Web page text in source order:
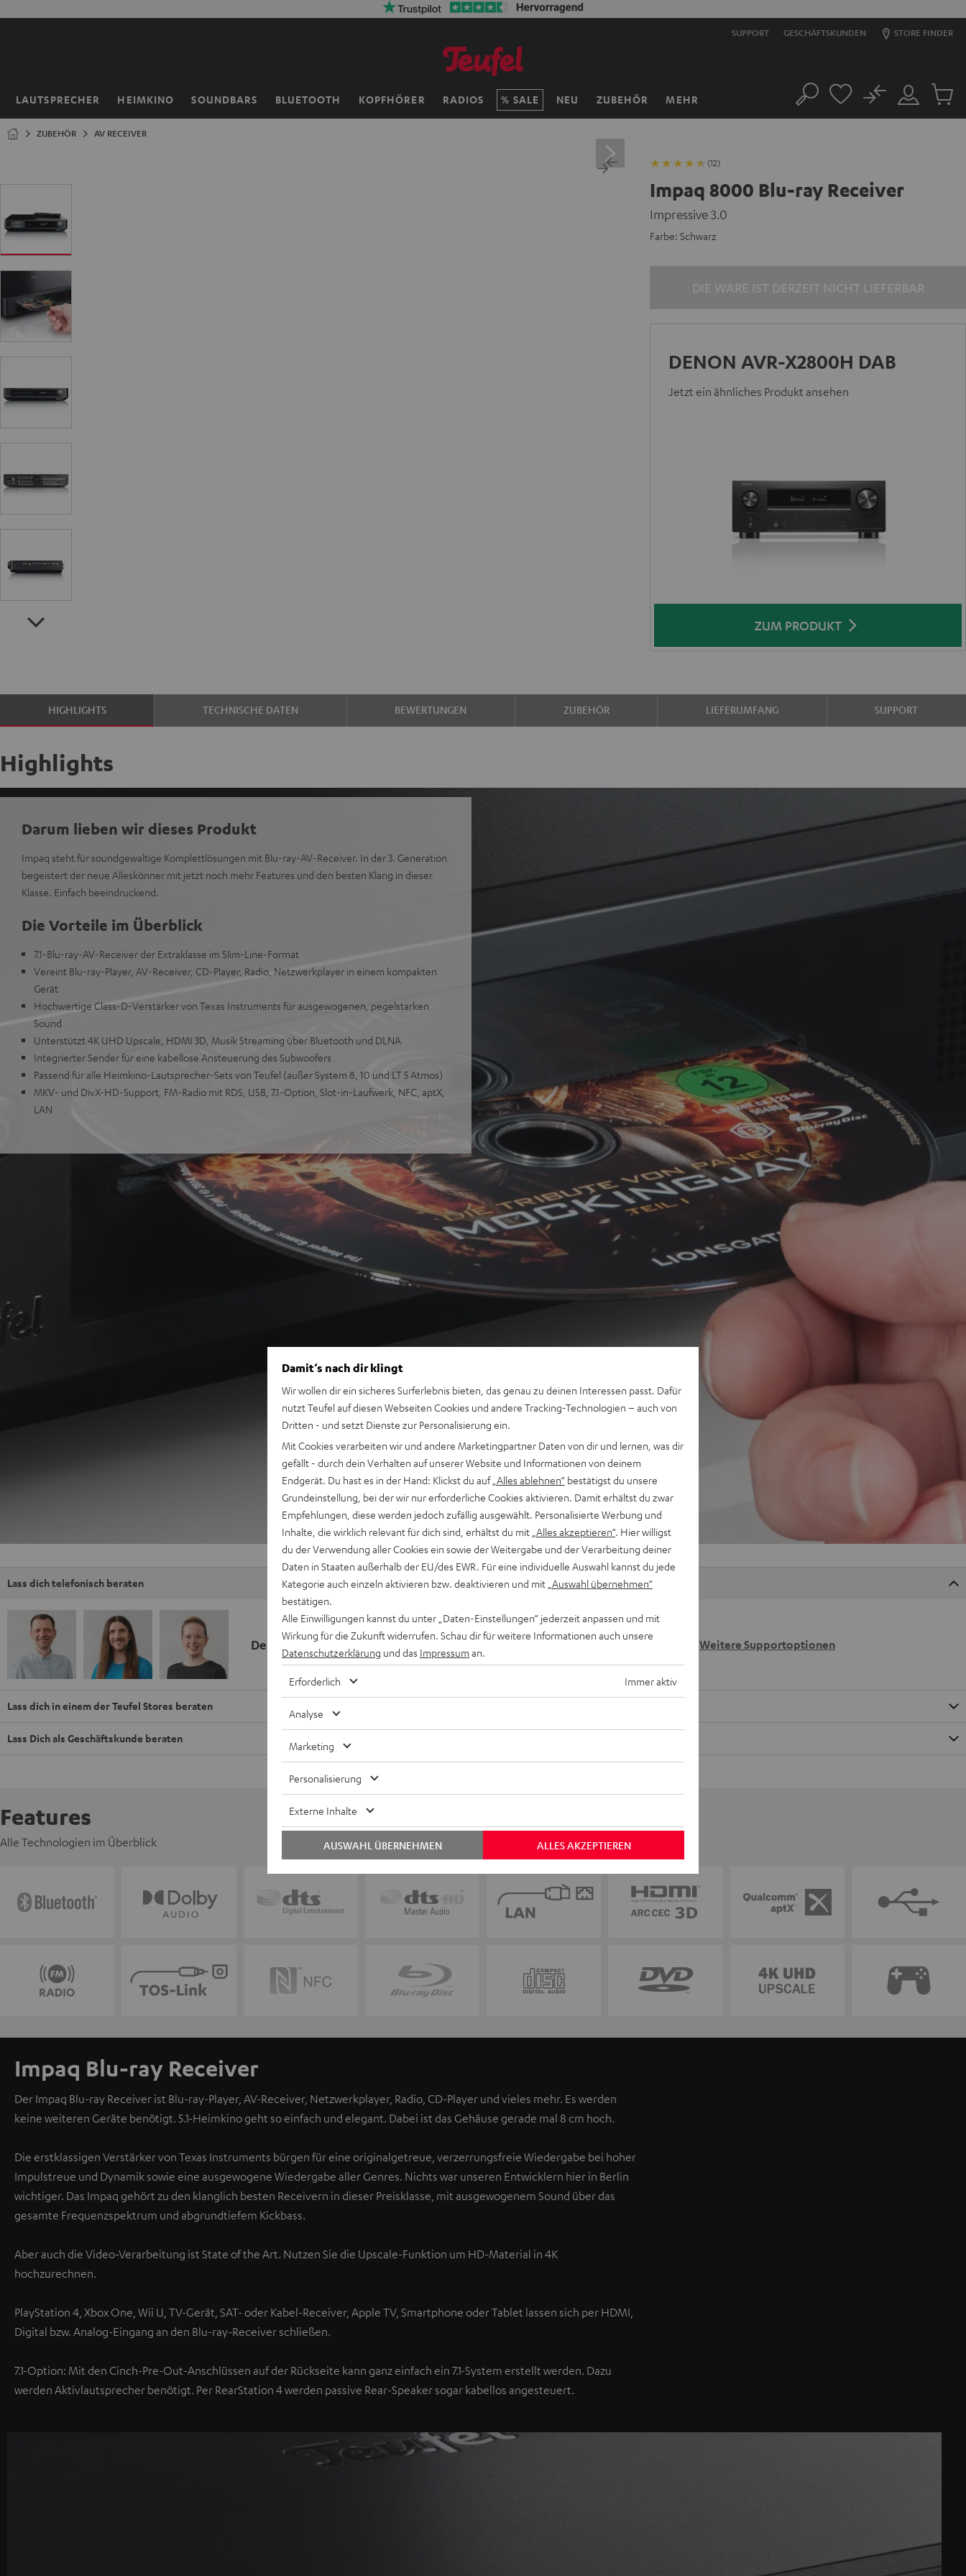
SUPPORT GESCHÄFTSKUNDEN STORE FINDER
LAUTSPRECHER HEIMKINO SOUNDBARS BLUETOOTH KOPFHÖRER RADIOS SALE NEU ZUBEHÖR MEHR
Startseite Suche
Mein
Konto
No
Artikel
ZUBEHÖR AV RECEIVER
(12)
Impaq 8000 Blu-ray Receiver
Impressive 3.0
Farbe: Schwarz
DENON AVR-X2800H DAB
Jetzt ein ähnliches Produkt ansehen
ZUM PRODUKT
HIGHLIGHTS TECHNISCHE DATEN BEWERTUNGEN ZUBEHÖR LIEFERUMFANG SUPPORT
Highlights
Darum lieben wir dieses Produkt
Impaq steht für soundgewaltige Komplettlösungen mit Blu-ray-AV-Receiver. In der 3. Generation
begeistert der neue Alleskönner mit jetzt noch mehr Features und den besten Klang in dieser
Klasse. Einfach beeindruckend.
Die Vorteile im Überblick
7.1-Blu-ray-AV-Receiver der Extraklasse im Slim-Line-Format
Vereint Blu-ray-Player, AV-Receiver, CD-Player, Radio, Netzwerkplayer in einem kompakten
Gerät
Hochwertige Class-D-Verstärker von Texas Instruments für ausgewogenen, pegelstarken
Sound
Unterstützt 4K UHD Upscale, HDMI 3D, Musik Streaming über Bluetooth und DLNA
Integrierter Sender für eine kabellose Ansteuerung des Subwoofers
Passend für alle Heimkino-Lautsprecher-Sets von Teufel (außer System 8, 10 und LT 5 Atmos)
MKV- und DivX-HD-Support, FM-Radio mit RDS, USB, 7.1-Option, Slot-in-Laufwerk, NFC, aptX,
LAN
Lass dich telefonisch beraten
Deine Kaufberatung
Keinen Store in der Nähe? Kein Problem, wir
Hier Termin buchen
Weitere Supportoptionen
Lass dich in einem der Teufel Stores beraten
Lass Dich als Geschäftskunde beraten
Features
Alle Technologien im Überblick
Impaq Blu-ray Receiver
Der Impaq Blu-ray Receiver ist Blu-ray-Player, AV-Receiver, Netzwerkplayer, Radio, CD-Player und vieles mehr. Es werden
keine weiteren Geräte benötigt. 5.1-Heimkino geht so einfach und elegant. Dabei ist das Gehäuse gerade mal 8 cm hoch.
Die erstklassigen Verstärker von Texas Instruments bürgen für eine originalgetreue, verzerrungsfreie Wiedergabe bei hoher
Impulstreue und Dynamik sowie eine ausgewogene Wiedergabe aller Genres. Nichts war unseren Entwicklern hier in Berlin
wichtiger. Das Impaq gehört zu den klanglich besten Receivern in dieser Preisklasse, mit ausgewogenem Sound über das
gesamte Frequenzspektrum und abgrundtiefem Kickbass.
Aber auch die Video-Verarbeitung ist State of the Art. Nutzen Sie die Upscale-Funktion um HD-Material in 4K
hochzurechnen.
PlayStation 4, Xbox One, Wii U, TV-Gerät, SAT- oder Kabel-Receiver, Apple TV, Smartphone oder Tablet lassen sich per HDMI,
Digital bzw. Analog-Eingang an den Blu-ray-Receiver schließen.
7.1-Option: Mit den Cinch-Pre-Out-Anschlüssen auf der Rückseite kann ganz einfach ein 7.1-System erstellt werden. Dazu
werden Aktivlautsprecher benötigt. Per RearStation 4 werden passive Rear-Speaker sogar kabellos angesteuert.
Damit‘s nach dir klingt
Wir wollen dir ein sicheres Surferlebnis bieten, das genau zu deinen Interessen passt. Dafür
nutzt Teufel auf diesen Webseiten Cookies und andere Tracking-Technologien – auch von
Dritten - und setzt Dienste zur Personalisierung ein.
Mit Cookies verarbeiten wir und andere Marketingpartner Daten von dir und lernen, was dir
gefällt - durch dein Verhalten auf unserer Website und Informationen von deinem
Endgerät. Du hast es in der Hand: Klickst du auf „Alles ablehnen“ bestätigst du unsere
Grundeinstellung, bei der wir nur erforderliche Cookies aktivieren. Damit erhältst du zwar
Empfehlungen, diese werden jedoch zufällig ausgewählt. Personalisierte Werbung und
Inhalte, die wirklich relevant für dich sind, erhältst du mit „Alles akzeptieren“. Hier willigst
du der Verwendung aller Cookies ein sowie der Weitergabe und der Verarbeitung deiner
Daten in Staaten außerhalb der EU/des EWR. Für eine individuelle Auswahl kannst du jede
Kategorie auch einzeln aktivieren bzw. deaktivieren und mit „Auswahl übernehmen“
bestätigen.
Alle Einwilligungen kannst du unter „Daten-Einstellungen“ jederzeit anpassen und mit
Wirkung für die Zukunft widerrufen. Schau dir für weitere Informationen auch unsere
Datenschutzerklärung und das Impressum an.
Erforderlich Immer aktiv
Analyse
Marketing
Personalisierung
Externe Inhalte
ALLES AKZEPTIEREN
AUSWAHL ÜBERNEHMEN